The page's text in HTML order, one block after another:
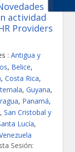
actividad
Providers
: Antigua y
, Belice,
, Costa Rica,
, Guyana,
, Panamá,
, San Cristobal y
Lucía,
Sesión: